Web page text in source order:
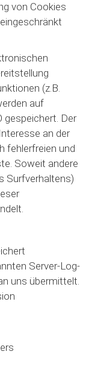
von Cookies
(z.B.
auf
gespeichert. Der
an der
fehlerfreien und
Soweit andere
Surfverhaltens)
Server-Log-
uns übermittelt.